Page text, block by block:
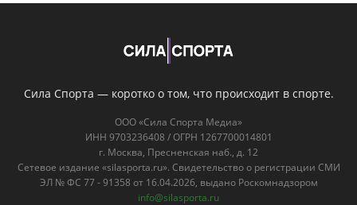
Сила Спорта — коротко о том, что происходит в спорте.
ООО «Сила Спорта Медиа»
ИНН 9703236408 / ОГРН 1267700014801
г. Москва, Пресненская наб., д. 12
Сетевое издание «silasporta.ru». Свидетельство о регистрации СМИ
ЭЛ № ФС 77 - 91358 от 16.04.2026, выдано Роскомнадзором
info@silasporta.ru